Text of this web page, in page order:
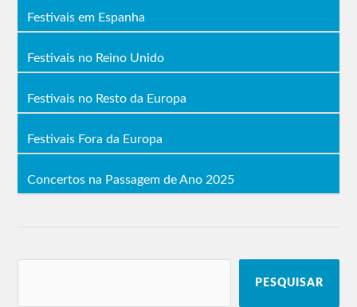
Festivais em Espanha
Festivais no Reino Unido
Festivais no Resto da Europa
Festivais Fora da Europa
Concertos na Passagem de Ano 2025
PESQUISAR